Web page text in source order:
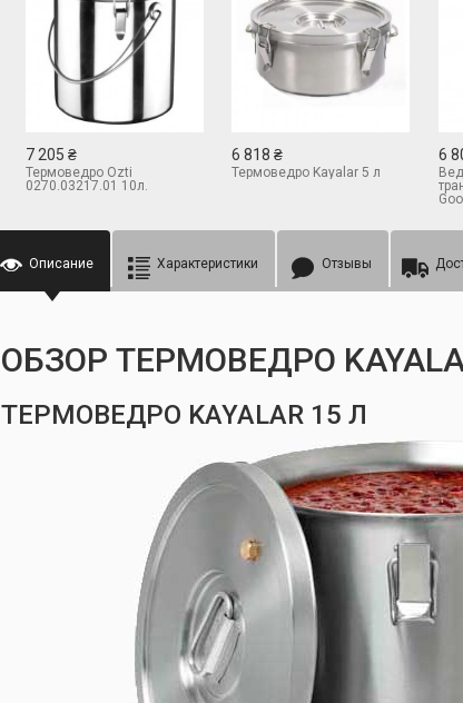
7 205 ₴
Термоведро Ozti
0270.03217.01 10л.
6 818 ₴
Термоведро Kayalar 5 л
6
Описание Характеристики Отзывы
ОБЗОР ТЕРМОВЕДРО
ТЕРМОВЕДРО KAYALAR 15 Л